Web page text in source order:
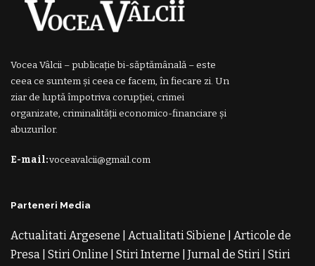
Vocea Vâlcii – publicație bi-săptămânală – este
ceea ce suntem și ceea ce facem, în fiecare zi. Un
ziar de luptă împotriva corupției, crimei
organizate, criminalității economico-financiare și
abuzurilor.
E-mail:voceavalcii@gmail.com
Parteneri Media
Actualitati Argesene Actualitati Sibiene
Articole de
Presa Stiri Online Stiri Interne Jurnal de Stiri Stiri